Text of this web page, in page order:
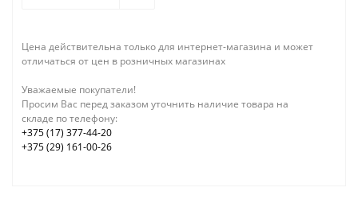
Цена действительна только для интернет-магазина и может
отличаться от цен в розничных магазинах
Уважаемые покупатели!
Просим Вас перед заказом уточнить наличие товара на
складе по телефону:
+375 (17) 377-44-20
+375 (29) 161-00-26